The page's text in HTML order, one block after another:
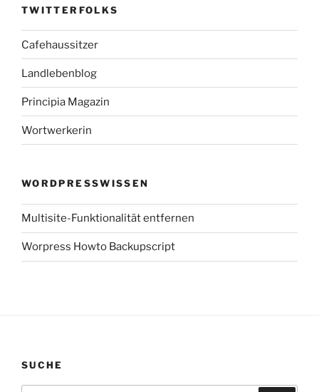
TWITTERFOLKS
Cafehaussitzer
Landlebenblog
Principia Magazin
Wortwerkerin
WORDPRESSWISSEN
Multisite-Funktionalität entfernen
Worpress Howto Backupscript
SUCHE